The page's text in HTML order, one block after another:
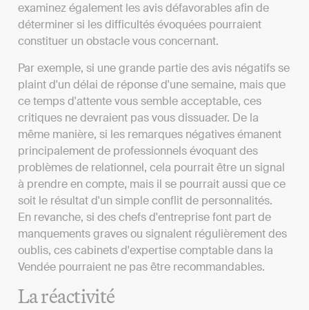
examinez également les avis défavorables afin de
déterminer si les difficultés évoquées pourraient
constituer un obstacle vous concernant.
Par exemple, si une grande partie des avis négatifs se
plaint d'un délai de réponse d'une semaine, mais que
ce temps d'attente vous semble acceptable, ces
critiques ne devraient pas vous dissuader. De la
même manière, si les remarques négatives émanent
principalement de professionnels évoquant des
problèmes de relationnel, cela pourrait être un signal
à prendre en compte, mais il se pourrait aussi que ce
soit le résultat d'un simple conflit de personnalités.
En revanche, si des chefs d'entreprise font part de
manquements graves ou signalent régulièrement des
oublis, ces cabinets d'expertise comptable dans la
Vendée pourraient ne pas être recommandables.
La réactivité